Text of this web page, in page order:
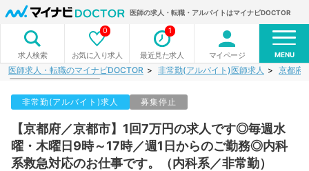
医師の求人・転職・アルバイトはマイナビDOCTOR
求人検索 お気に入り求人
0
最近見た求人
1
マイページ MENU
医師求人・転職のマイナビDOCTOR 非常勤(アルバイト)医師求人 京都府
非常勤(アルバイト)求人 募集停止
【京都府／京都市】1回7万円の求人です◎毎週水
曜・木曜日9時～17時／週1日からのご勤務◎内科
系救急対応のお仕事です。（内科系／非常勤）